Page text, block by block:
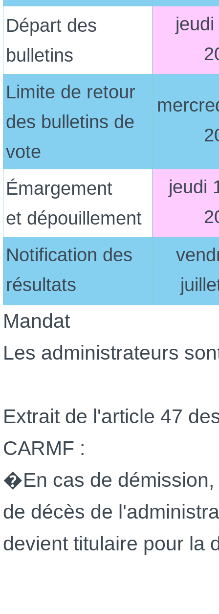
Départ des
bulletins
Limite de retour
des bulletins de
vote
Émargement
et dépouillement
jeudi
Notification des
résultats
Mandat
Les administrateurs
Extrait de l'article 47
CARMF :
�En cas de démission,
de décès de
devient titulaire pour la